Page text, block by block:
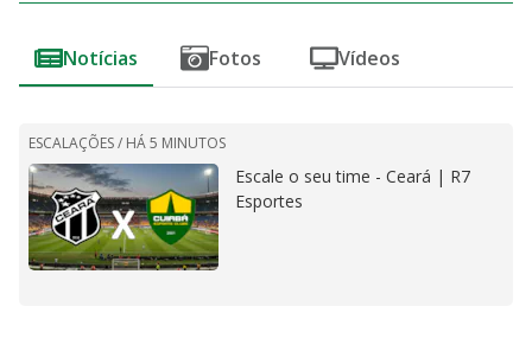
Notícias Fotos Vídeos
ESCALAÇÕES / HÁ 5 MINUTOS
Escale o seu time - Ceará | R7
Esportes